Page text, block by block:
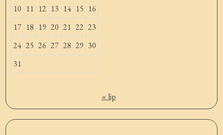
10 11 12 13 14 15 16
17 18 19 20 21 22 23
24 25 26 27 28 29 30
31
« lip